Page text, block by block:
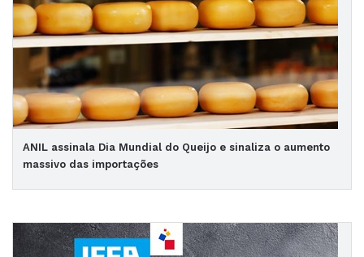
ANIL assinala Dia Mundial do Queijo e sinaliza o aumento
massivo das importações